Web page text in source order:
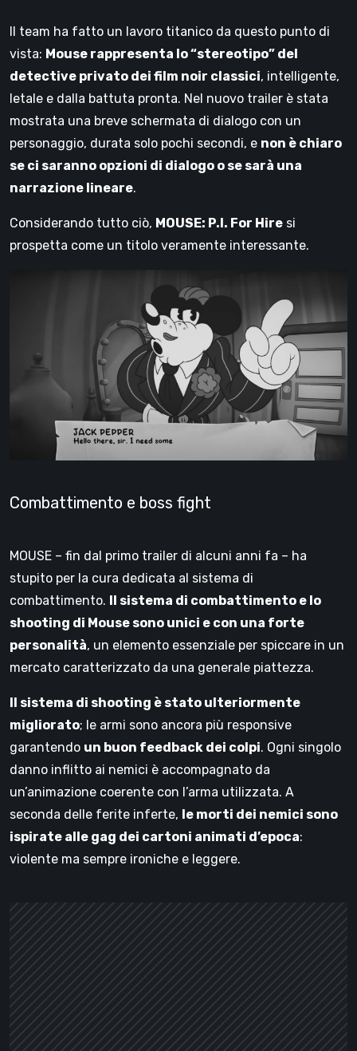
Il team ha fatto un lavoro titanico da questo punto di
vista: Mouse rappresenta lo “stereotipo” del
detective privato dei film noir classici, intelligente,
letale e dalla battuta pronta. Nel nuovo trailer è stata
mostrata una breve schermata di dialogo con un
personaggio, durata solo pochi secondi, e non è chiaro
se ci saranno opzioni di dialogo o se sarà una
narrazione lineare.
Considerando tutto ciò, MOUSE: P.I. For Hire si
prospetta come un titolo veramente interessante.
Combattimento e boss fight
MOUSE – fin dal primo trailer di alcuni anni fa – ha
stupito per la cura dedicata al sistema di
combattimento. Il sistema di combattimento e lo
shooting di Mouse sono unici e con una forte
personalità, un elemento essenziale per spiccare in un
mercato caratterizzato da una generale piattezza.
Il sistema di shooting è stato ulteriormente
migliorato; le armi sono ancora più responsive
garantendo un buon feedback dei colpi. Ogni singolo
danno inflitto ai nemici è accompagnato da
un’animazione coerente con l’arma utilizzata. A
seconda delle ferite inferte, le morti dei nemici sono
ispirate alle gag dei cartoni animati d’epoca:
violente ma sempre ironiche e leggere.